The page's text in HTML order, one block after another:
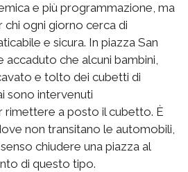
e più programmazione, ma
ogni giorno cerca di
e sicura. In piazza San
che alcuni bambini,
e tolto dei cubetti di
sono intervenuti
a posto il cubetto. È
non transitano le automobili,
chiudere una piazza al
di questo tipo.